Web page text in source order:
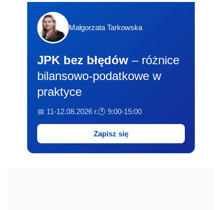
Małgorzata Tarkowska
JPK bez błędów – różnice
bilansowo-podatkowe w
praktyce
📅 11-12.08.2026 r.🕐 9:00-15:00
Zapisz się